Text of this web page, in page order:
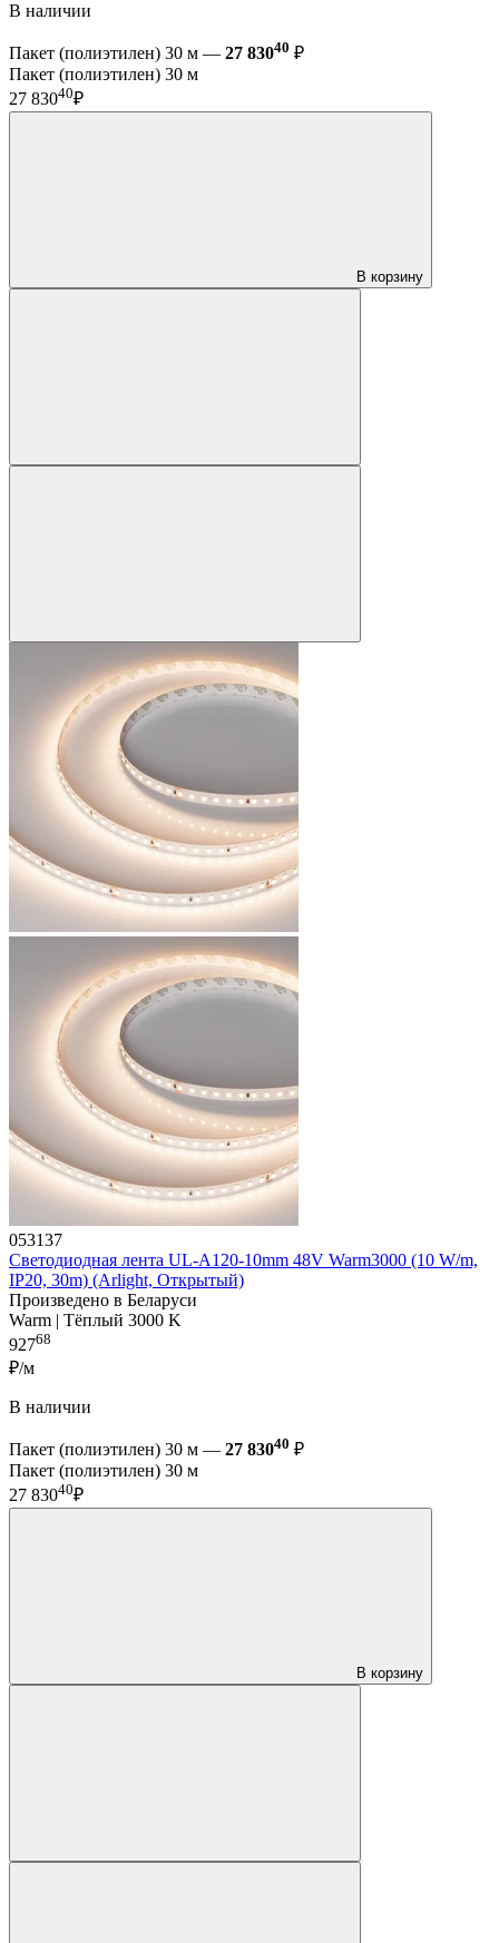
В наличии
Пакет (полиэтилен) 30 м — 27 83040 ₽
Пакет (полиэтилен) 30 м
27 83040₽
В корзину
053137
Светодиодная лента UL-A120-10mm 48V Warm3000 (10 W/m,
IP20, 30m) (Arlight, Открытый)
Произведено в Беларуси
Warm | Тёплый 3000 K
92768
₽/м
В наличии
Пакет (полиэтилен) 30 м — 27 83040 ₽
Пакет (полиэтилен) 30 м
27 83040₽
В корзину